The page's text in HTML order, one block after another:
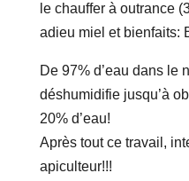
le chauffer à outrance
adieu miel et bienfaits:
De 97% d’eau dans le
déshumidifie jusqu’à
20% d’eau!
Après tout ce travail,
apiculteur!!!